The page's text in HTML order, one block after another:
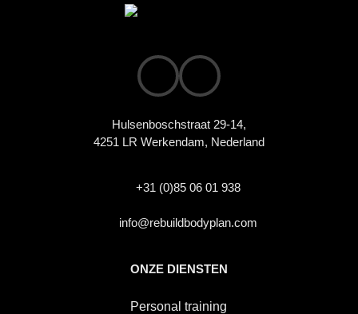
Hulsenboschstraat 29-14,
4251 LR Werkendam, Nederland
+31 (0)85 06 01 938
info@rebuildbodyplan.com
ONZE DIENSTEN
Personal training